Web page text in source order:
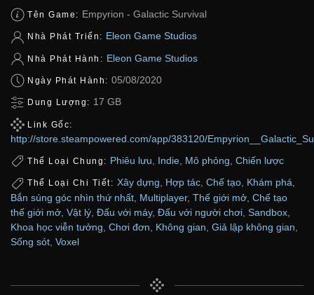
Tên Game: Empyrion - Galactic Survival
Nhà Phát Triển: Eleon Game Studios
Nhà Phát Hành: Eleon Game Studios
Ngày Phát Hành: 05/08/2020
Dung Lượng: 17 GB
Link Gốc:
http://store.steampowered.com/app/383120/
Thể Loại Chung: Phiêu lưu Indie Mô phỏng Chiến lược
Thể Loại Chi Tiết: Xây dựng, Hợp tác, Chế tạo, Khám phá,
Bắn súng góc nhìn thứ nhất Multiplayer, Thế giới mở Chế tạo
thế giới mở Vật lý Đấu với máy, Đấu với người chơi Sandbox
Khoa học viễn tưởng Chơi đơn Không gian Giả lập không gian
Sống sót Voxel